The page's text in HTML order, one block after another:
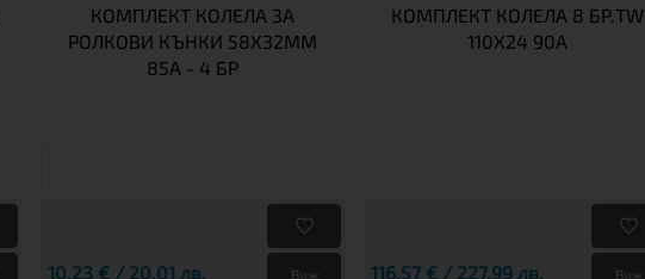
КОМПЛЕКТ КОЛЕЛА ЗА
РОЛКОВИ КЪНКИ 58X32MM
85A - 4 БР
10,23 € / 20.01 лв. Виж
КОМПЛЕКТ КОЛЕЛА 8 БР.TW
110X24 90A
116,57 € / 227.99 лв. Виж